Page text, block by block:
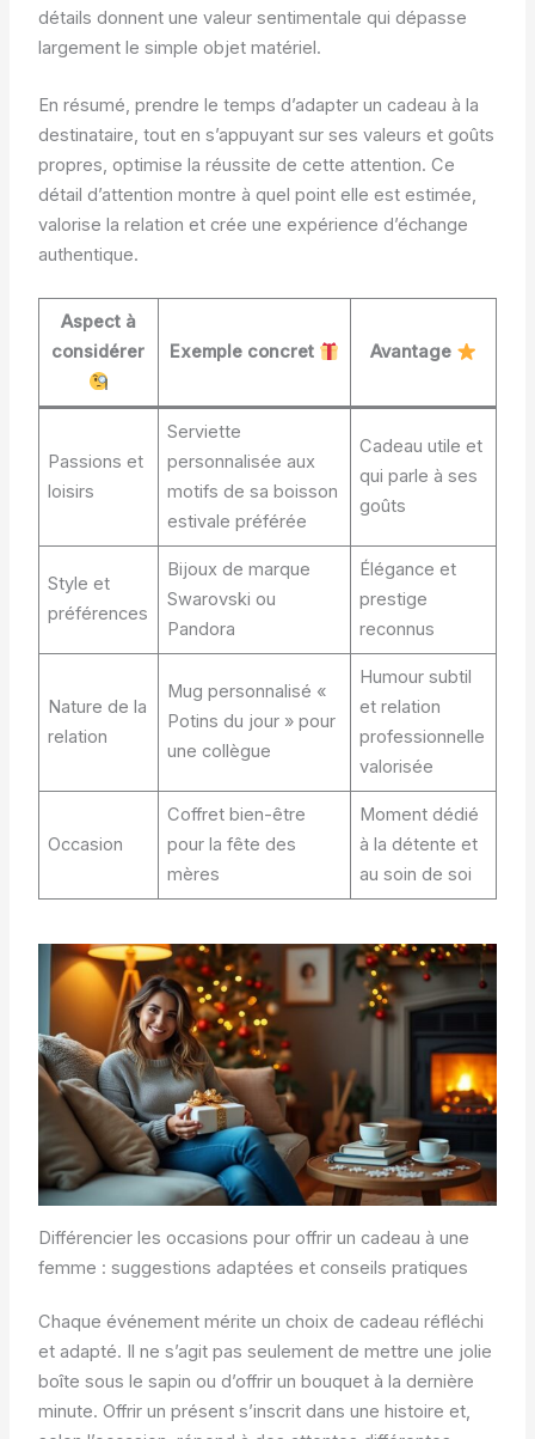
détails donnent une valeur sentimentale qui dépasse
largement le simple objet matériel.
En résumé, prendre le temps d’adapter un cadeau à la
destinataire, tout en s’appuyant sur ses valeurs et goûts
propres, optimise la réussite de cette attention. Ce
détail d’attention montre à quel point elle est estimée,
valorise la relation et crée une expérience d’échange
authentique.
Aspect à
considérer
Exemple concret Avantage
Passions et
loisirs
Serviette
personnalisée aux
motifs de sa boisson
estivale préférée
Cadeau utile et
qui parle à ses
goûts
Style et
préférences
Bijoux de marque
Swarovski ou
Pandora
Élégance et
prestige
reconnus
Nature de la
relation
Mug personnalisé «
Potins du jour » pour
une collègue
Humour subtil
et relation
professionnelle
valorisée
Occasion
Coffret bien-être
pour la fête des
mères
Moment dédié
à la détente et
au soin de soi
Différencier les occasions pour offrir un cadeau à une
femme : suggestions adaptées et conseils pratiques
Chaque événement mérite un choix de cadeau réfléchi
et adapté. Il ne s’agit pas seulement de mettre une jolie
boîte sous le sapin ou d’offrir un bouquet à la dernière
minute. Offrir un présent s’inscrit dans une histoire et,